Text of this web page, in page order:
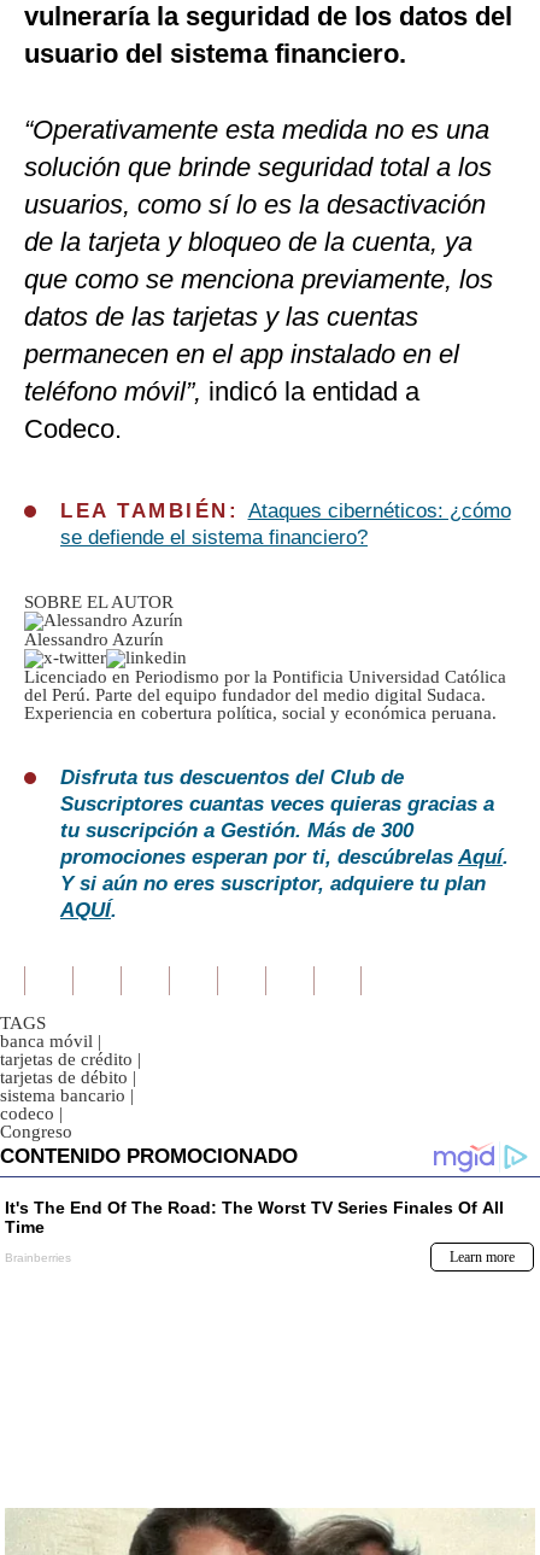
vulneraría la seguridad de los datos del
usuario del sistema financiero.
“Operativamente esta medida no es una
solución que brinde seguridad total a los
usuarios, como sí lo es la desactivación
de la tarjeta y bloqueo de la cuenta, ya
que como se menciona previamente, los
datos de las tarjetas y las cuentas
permanecen en el app instalado en el
teléfono móvil”, indicó la entidad a
Codeco.
LEA TAMBIÉN: Ataques cibernéticos: ¿cómo
se defiende el sistema financiero?
SOBRE EL AUTOR
Alessandro Azurín
Licenciado en Periodismo por la Pontificia Universidad Católica
del Perú. Parte del equipo fundador del medio digital Sudaca.
Experiencia en cobertura política, social y económica peruana.
Disfruta tus descuentos del Club de
Suscriptores cuantas veces quieras gracias a
tu suscripción a Gestión. Más de 300
promociones esperan por ti, descúbrelasAquí.
Y si aún no eres suscriptor, adquiere tu plan
AQUÍ.
TAGS
banca móvil |
tarjetas de crédito |
tarjetas de débito |
sistema bancario |
codeco |
Congreso